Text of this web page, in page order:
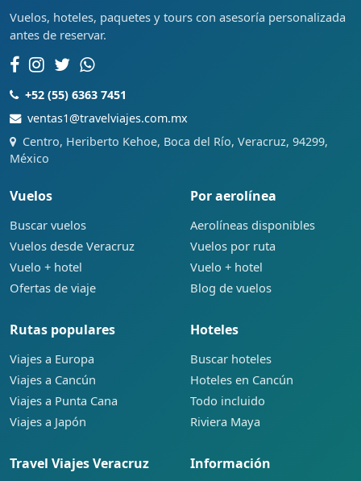
Vuelos, hoteles, paquetes y tours con asesoría personalizada
antes de reservar.
+52 (55) 6363 7451
ventas1@travelviajes.com.mx
Centro, Heriberto Kehoe, Boca del Río, Veracruz, 94299,
México
Vuelos
Buscar vuelos
Vuelos desde Veracruz
Vuelo + hotel
Ofertas de viaje
Por aerolínea
Aerolíneas disponibles
Vuelos por ruta
Vuelo + hotel
Blog de vuelos
Rutas populares
Viajes a Europa
Viajes a Cancún
Viajes a Punta Cana
Viajes a Japón
Hoteles
Buscar hoteles
Hoteles en Cancún
Todo incluido
Riviera Maya
Travel Viajes Veracruz Información